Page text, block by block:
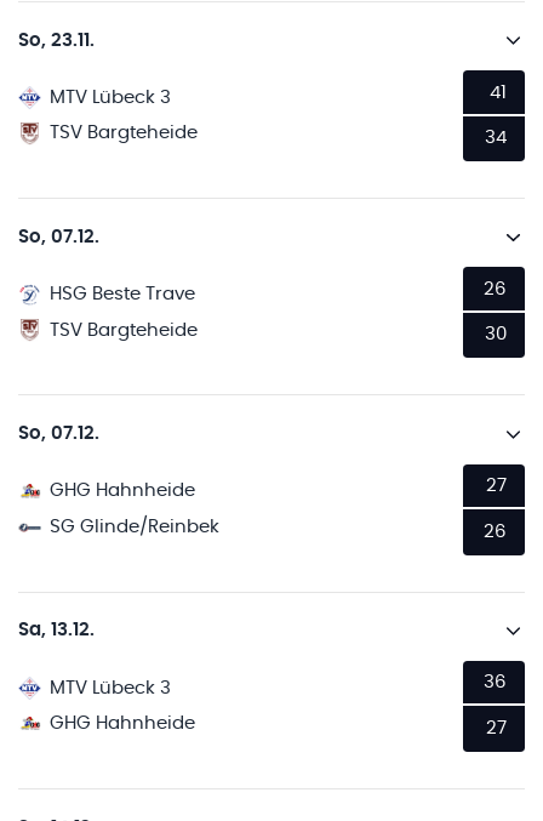
So, 23.11.
MTV Lübeck 3
TSV Bargteheide
41
34
So, 07.12.
HSG Beste Trave
TSV Bargteheide
26
30
So, 07.12.
GHG Hahnheide
SG Glinde/Reinbek
27
26
Sa, 13.12.
MTV Lübeck 3
GHG Hahnheide
36
27